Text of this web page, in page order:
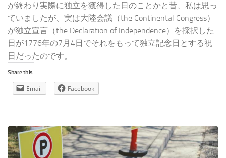
が終わり実際に独立を獲得した日のことかと昔、私は思っ
ていましたが、実は大陸会議（the Continental Congress）
が独立宣言（the Declaration of Independence）を採択した
日が1776年の7月4日でそれをもって独立記念日とする祝
日だったのです。
Share this:
Email Facebook